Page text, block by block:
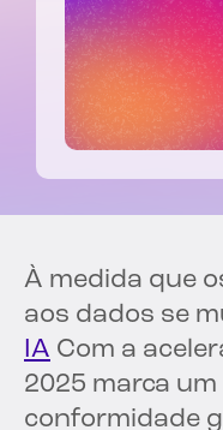
À medida que
aos dados se
IA Com a
2025 marca
conformidade